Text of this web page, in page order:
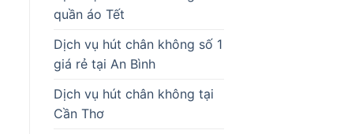
quần áo Tết
Dịch vụ hút chân không số 1
giá rẻ tại An Bình
Dịch vụ hút chân không tại
Cần Thơ